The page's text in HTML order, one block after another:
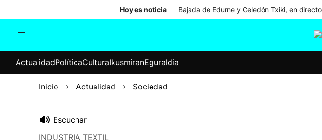
Hoy es noticia Bajada de Edurne y Celedón Txiki, en directo
Internacional
Elecciones
ActualidadPolíticaCulturaIkusmiranEguraldia
Inicio Actualidad Sociedad
Escuchar
INDUSTRIA TEXTIL